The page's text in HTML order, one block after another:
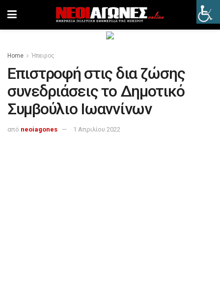
Home Ήπειρος
Επιστροφή στις δια ζώσης
συνεδριάσεις το Δημοτικό
Συμβούλιο Ιωαννίνων
από neoiagones 1 Απριλίου 2022